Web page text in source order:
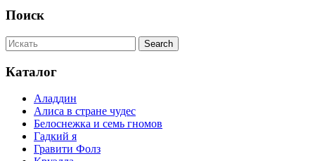
Поиск
Каталог
Аладдин
Алиса в стране чудес
Белоснежка и семь гномов
Гадкий я
Гравити Фолз